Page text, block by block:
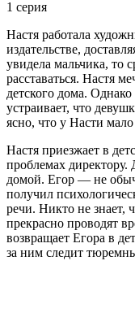
1 серия
Настя работала
издательстве,
увидела мальчика, то
расставаться. Настя
детского дома.
устраивает, что
ясно, что у Насти
Настя приезжает в
проблемах директору.
домой. Егор — не
получил
речи. Никто не знает,
прекрасно проводят
возвращает Егора в
за ним следит